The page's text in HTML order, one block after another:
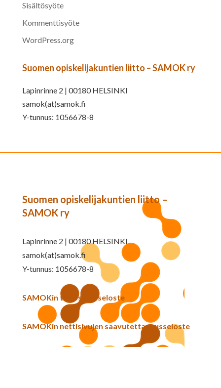
Sisältösyöte
Kommenttisyöte
WordPress.org
Suomen opiskelijakuntien liitto – SAMOK ry
Lapinrinne 2 | 00180 HELSINKI
samok(at)samok.fi
Y-tunnus: 1056678-8
Suomen opiskelijakuntien liitto –
SAMOK ry
Lapinrinne 2 | 00180 HELSINKI
samok(at)samok.fi
Y-tunnus: 1056678-8
SAMOKin tietosuojaseloste
SAMOKin nettisivujen saavutettavuusseloste